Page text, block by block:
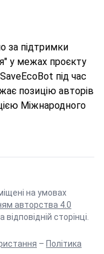
за підтримки
у межах проєкту
під час
позицію авторів
Міжнародного
на умовах
авторства 4.0
сторінці.
– Політика